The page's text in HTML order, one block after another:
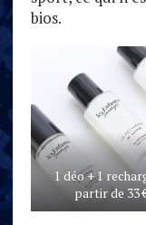
bios.
1 déo + 1
partir de 33